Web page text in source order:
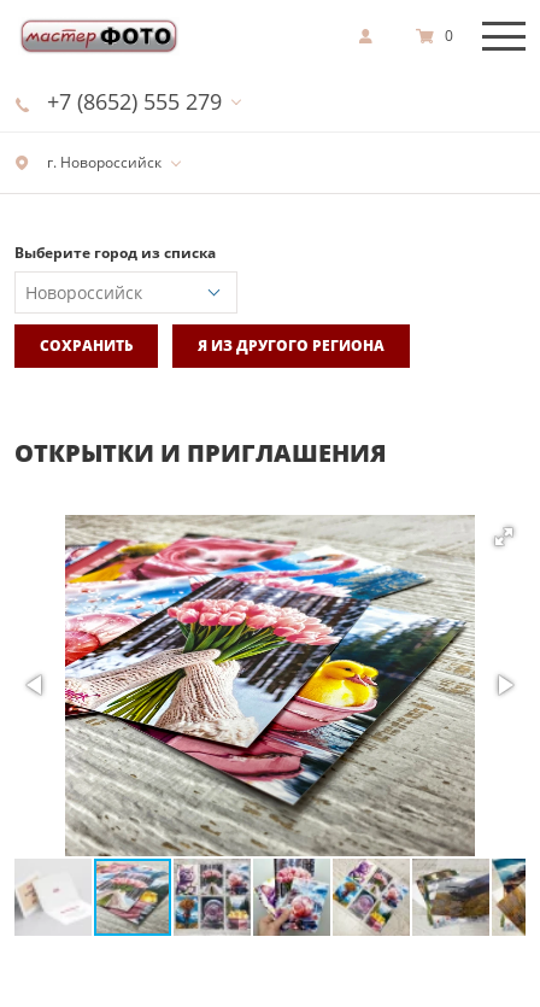
г. Новороссийск
+7 (8652) 555 279
0
Выберите город из списка
СОХРАНИТЬ Я ИЗ ДРУГОГО РЕГИОНА
ОТКРЫТКИ И ПРИГЛАШЕНИЯ